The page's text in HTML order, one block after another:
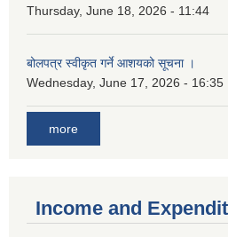
Thursday, June 18, 2026 - 11:44
बोलपत्र स्वीकृत गर्ने आशयको सूचना ।
Wednesday, June 17, 2026 - 16:35
more
Income and